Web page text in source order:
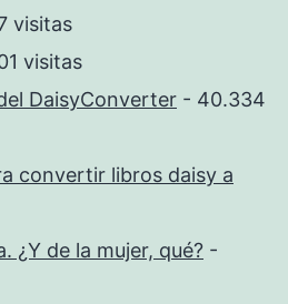
visitas
visitas
DaisyConverter - 40.334
convertir libros daisy a
¿Y de la mujer, qué? -